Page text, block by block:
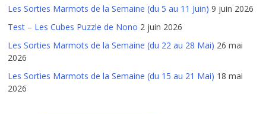
Les Sorties Marmots de la Semaine (du 5 au 11 Juin) 9 juin 2026
Test – Les Cubes Puzzle de Nono 2 juin 2026
Les Sorties Marmots de la Semaine (du 22 au 28 Mai) 26 mai
2026
Les Sorties Marmots de la Semaine (du 15 au 21 Mai) 18 mai
2026